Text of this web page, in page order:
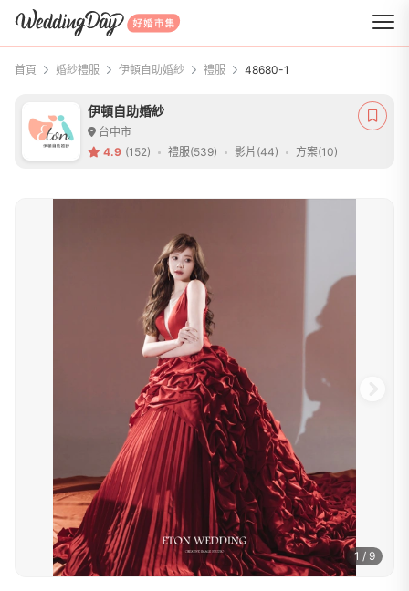
WeddingDay 好婚市集
首頁 婚紗禮服 伊頓自助婚紗 禮服 48680-1
伊頓自助婚紗
台中市
4.9 (152) 禮服(539) 影片(44) 方案(10)
1 / 9